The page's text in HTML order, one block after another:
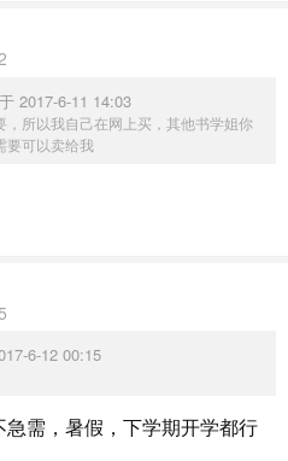
2017-6-11 14:03
，所以我自己在网上买，其他书学姐你
要可以卖给我
6-12 00:15
需，暑假，下学期开学都行